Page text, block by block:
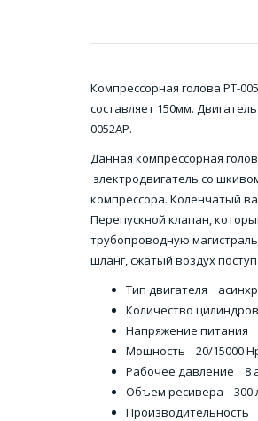
Компрессорная голова PT-
составляет 150мм.
0052AP.
Данная компрессорная
электродвигатель со
компрессора. Коленчатый
Перепускной клапан,
трубопроводную
шланг, сжатый воздух
Тип двигателя
Количество
Напряжение питания
Мощность 20/15000
Рабочее давление 8
Объем ресивера 300
Производительность